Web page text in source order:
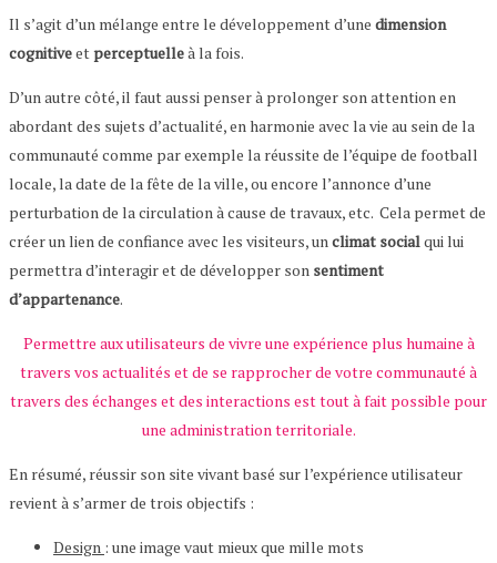
Il s’agit d’un mélange entre le développement d’une dimension
cognitiveetperceptuelleà la fois.
D’un autre côté, il faut aussi penser à prolonger son attention en
abordant des sujets d’actualité, en harmonie avec la vie au sein de la
communauté comme par exemple la réussite de l’équipe de football
locale, la date de la fête de la ville, ou encore l’annonce d’une
perturbation de la circulation à cause de travaux, etc. Cela permet de
créer un lien de confiance avec les visiteurs, unclimat socialqui lui
permettra d’interagir et de développer son sentiment
d’appartenance.
Permettre aux utilisateurs de vivre une expérience plus humaine à
travers vos actualités et de se rapprocher de votre communauté à
travers des échanges et des interactions est tout à fait possible pour
une administration territoriale.
En résumé, réussir son site vivant basé sur l’expérience utilisateur
revient à s’armer de trois objectifs :
Design : une image vaut mieux que mille mots